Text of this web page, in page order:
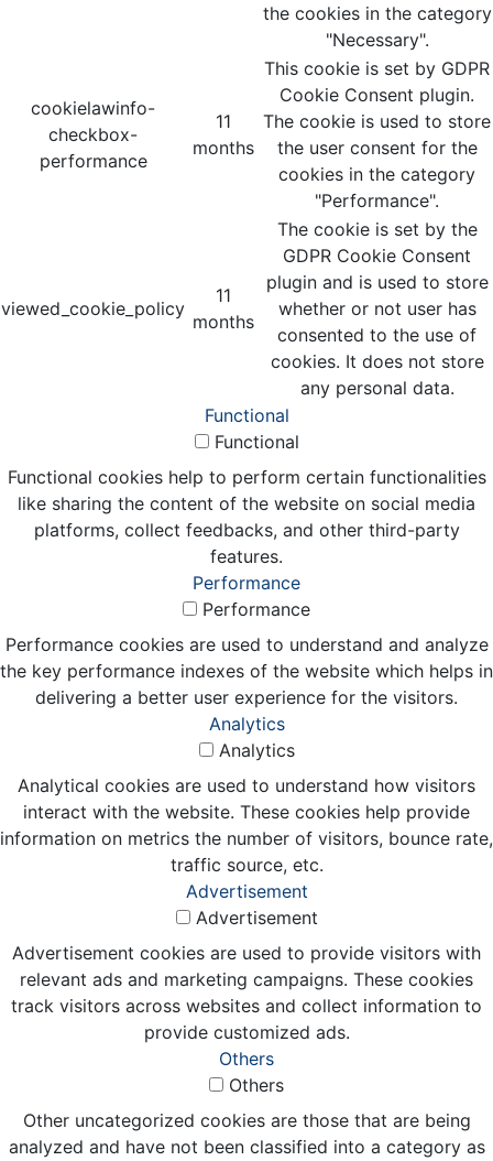
the cookies in the category
"Necessary".
cookielawinfo-
checkbox-
performance
11
months
This cookie is set by GDPR
Cookie Consent plugin.
The cookie is used to store
the user consent for the
cookies in the category
"Performance".
viewed_cookie_policy
11
months
The cookie is set by the
GDPR Cookie Consent
plugin and is used to store
whether or not user has
consented to the use of
cookies. It does not store
any personal data.
Functional
Functional
Functional cookies help to perform certain functionalities
like sharing the content of the website on social media
platforms, collect feedbacks, and other third-party
features.
Performance
Performance
Performance cookies are used to understand and analyze
the key performance indexes of the website which helps in
delivering a better user experience for the visitors.
Analytics
Analytics
Analytical cookies are used to understand how visitors
interact with the website. These cookies help provide
information on metrics the number of visitors, bounce rate,
traffic source, etc.
Advertisement
Advertisement
Advertisement cookies are used to provide visitors with
relevant ads and marketing campaigns. These cookies
track visitors across websites and collect information to
provide customized ads.
Others
Others
Other uncategorized cookies are those that are being
analyzed and have not been classified into a category as